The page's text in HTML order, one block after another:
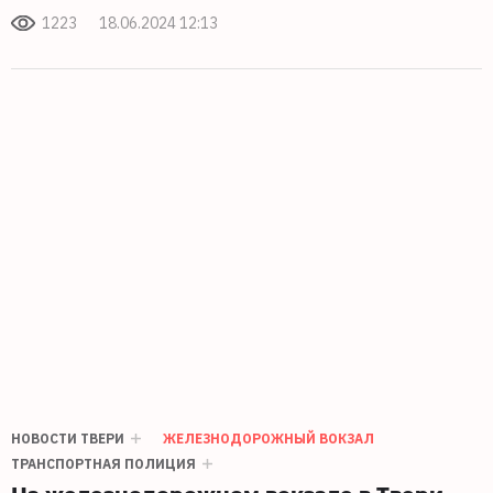
1223 18.06.2024 12:13
НОВОСТИ ТВЕРИ
ЖЕЛЕЗНОДОРОЖНЫЙ ВОКЗАЛ
ТРАНСПОРТНАЯ ПОЛИЦИЯ